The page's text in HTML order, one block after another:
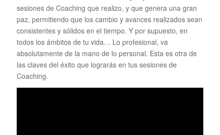
sesiones de Coaching que realizo, y que genera una gran
paz, permitiendo que los cambio y avances realizados sean
consistentes y sólidos en el tiempo. Y por supuesto, en
todos los ámbitos de tu vida… Lo profesional, va
absolutamente de la mano de lo personal. Esta es otra de
las claves del éxito que lograrás en tus sesiones de
Coaching.